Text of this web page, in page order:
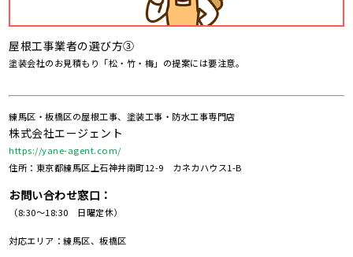
屋根工事業者の選び方③
塗装会社のお見積もり「松・竹・梅」の提案には要注意。
練馬区・板橋区の屋根工事、塗装工事・防水工事専門店
株式会社エージェント
https://yane-agent.com/
住所：東京都練馬区上石神井南町12-9 カネカハウス1-B
お問い合わせ窓口：
（8:30～18:30 日曜定休）
対応エリア：練馬区、板橋区